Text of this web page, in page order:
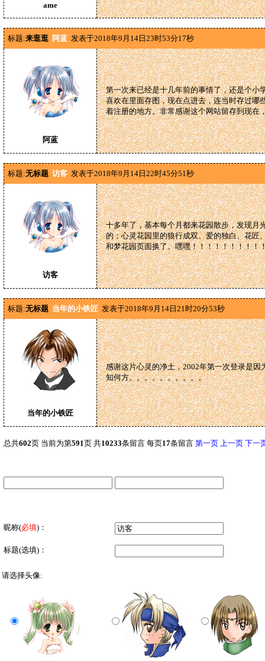
ame
标题:来逛逛 阿蓝 发表于2018年9月14日23时53分17秒
阿蓝
第一次来已经是十几年前的事情了，还是个小
喜欢在里面存图，现在点进去，连当时存过
着注册的地方。非常感谢这个网站留存到现在
标题:无标题 访客 发表于2018年9月14日22时45分51秒
访客
十多年了，基本每个月都来花园散步，发现月
的；心灵花园里的狼行成双、爱的独白、花匠
和梦花园页面换了。嘿嘿！！！！！！！！！
标题:无标题 当年的小铁匠 发表于2018年9月14日21时20分53秒
当年的小铁匠
感谢这片心灵的净土，2002年第一次登录是
知何方。。。。。。。。。。
总共602页 当前为第591页 共10233条留言 每页17条留言 第一页 上一页 下一
昵称(必填)：
标题(选填)：
请选择头像: